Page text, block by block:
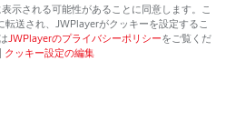
示される可能性があることに同意します。こ
転送され、 JWPlayerがクッキーを設定するこ
JWPlayerのプライバシーポリシーをご覧くだ
クッキー設定の編集